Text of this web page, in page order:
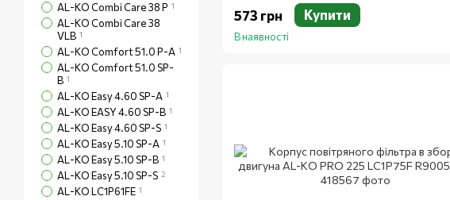
573 грн Купити
В наявності
AL-KO Combi Care 38 P 1
AL-KO Combi Care 38
VLB 1
AL-KO Comfort 51.0 P-A 1
AL-KO Comfort 51.0 SP-
B 1
AL-KO Easy 4.60 SP-A 1
AL-KO EASY 4.60 SP-B 1
​​​​​​​AL-KO Easy 4.60 SP-S 1
AL-KO Easy 5.10 SP-A 1
AL-KO Easy 5.10 SP-B 1
AL-KO Easy 5.10 SP-S 2
AL-KO LC1P61FE 1